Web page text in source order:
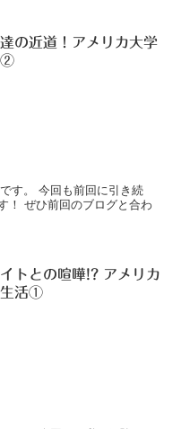
の近道！アメリカ大学
②
す。 今回も前回に引き続
！ ぜひ前回のブログと合わ
トとの喧嘩!? アメリカ
生活①